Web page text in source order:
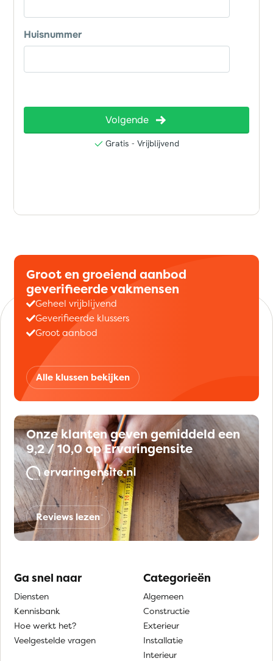
Groot en groeiend aanbod
geverifieerde vakmensen
Geheel vrijblijvend
Geverifieerde klussers
Groot aanbod
Alle klussen bekijken
Onze klanten geven gemiddeld een
9,2 / 10,0 op Ervaringensite
Reviews lezen
Ga snel naar
Diensten
Kennisbank
Hoe werkt het?
Veelgestelde vragen
Categorieën
Algemeen
Constructie
Exterieur
Installatie
Interieur